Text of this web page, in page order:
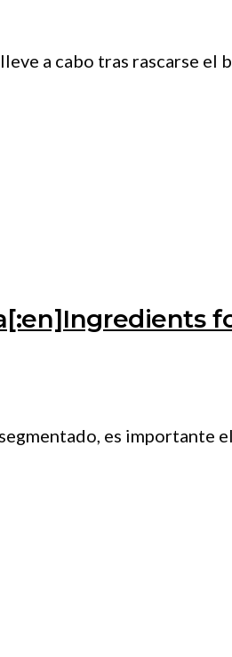
a cabo tras rascarse
es importante